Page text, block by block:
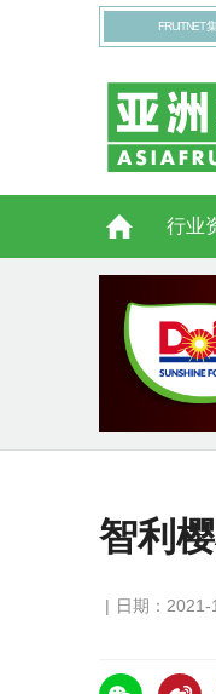
FRUITNET
行业
智利
日期：2021-
https://